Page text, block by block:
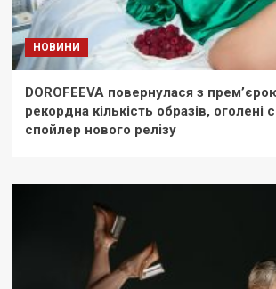
НОВИНИ
DOROFEEVA повернулася з
рекордна кількість образів, оголені
спойлер нового релізу